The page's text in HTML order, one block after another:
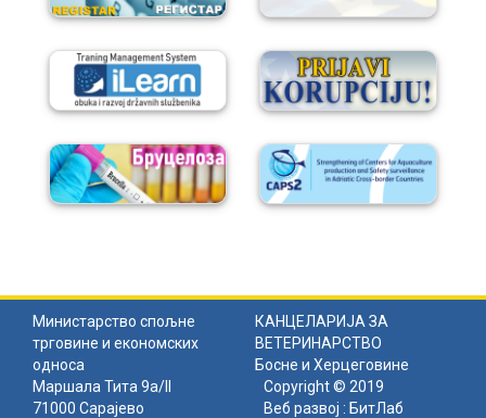
Министарство спољне
трговине и економских
односа
КАНЦЕЛАРИЈА ЗА
ВЕТЕРИНАРСТВО
Босне и Херцеговине
Маршала Тита 9а/II
71000 Сарајево
Copyright © 2019
Веб развој : БитЛаб